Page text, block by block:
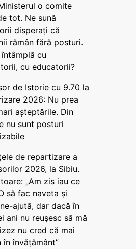
o comite
tot. Ne sună
disperați că
rămân fără posturi.
întâmplă cu
cu educatorii?
de Istorie cu 9.70 la
2026: Nu prea
așteptările. Din
nu sunt posturi
de repartizare a
2026, la Sibiu.
„Am zis iau ce
să fac naveta și
ajută, dar dacă în
ani nu reușesc să mă
nu cred că mai
în învățământ”